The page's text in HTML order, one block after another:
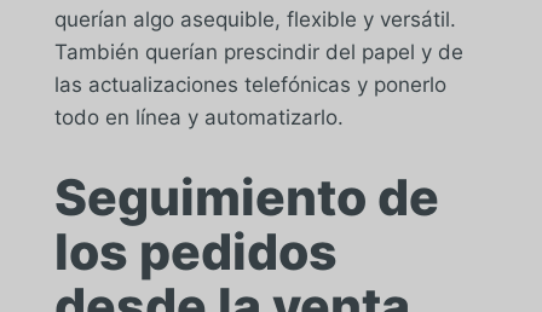
querían algo asequible, flexible y versátil.
También querían prescindir del papel y de
las actualizaciones telefónicas y ponerlo
todo en línea y automatizarlo.
Seguimiento de
los pedidos